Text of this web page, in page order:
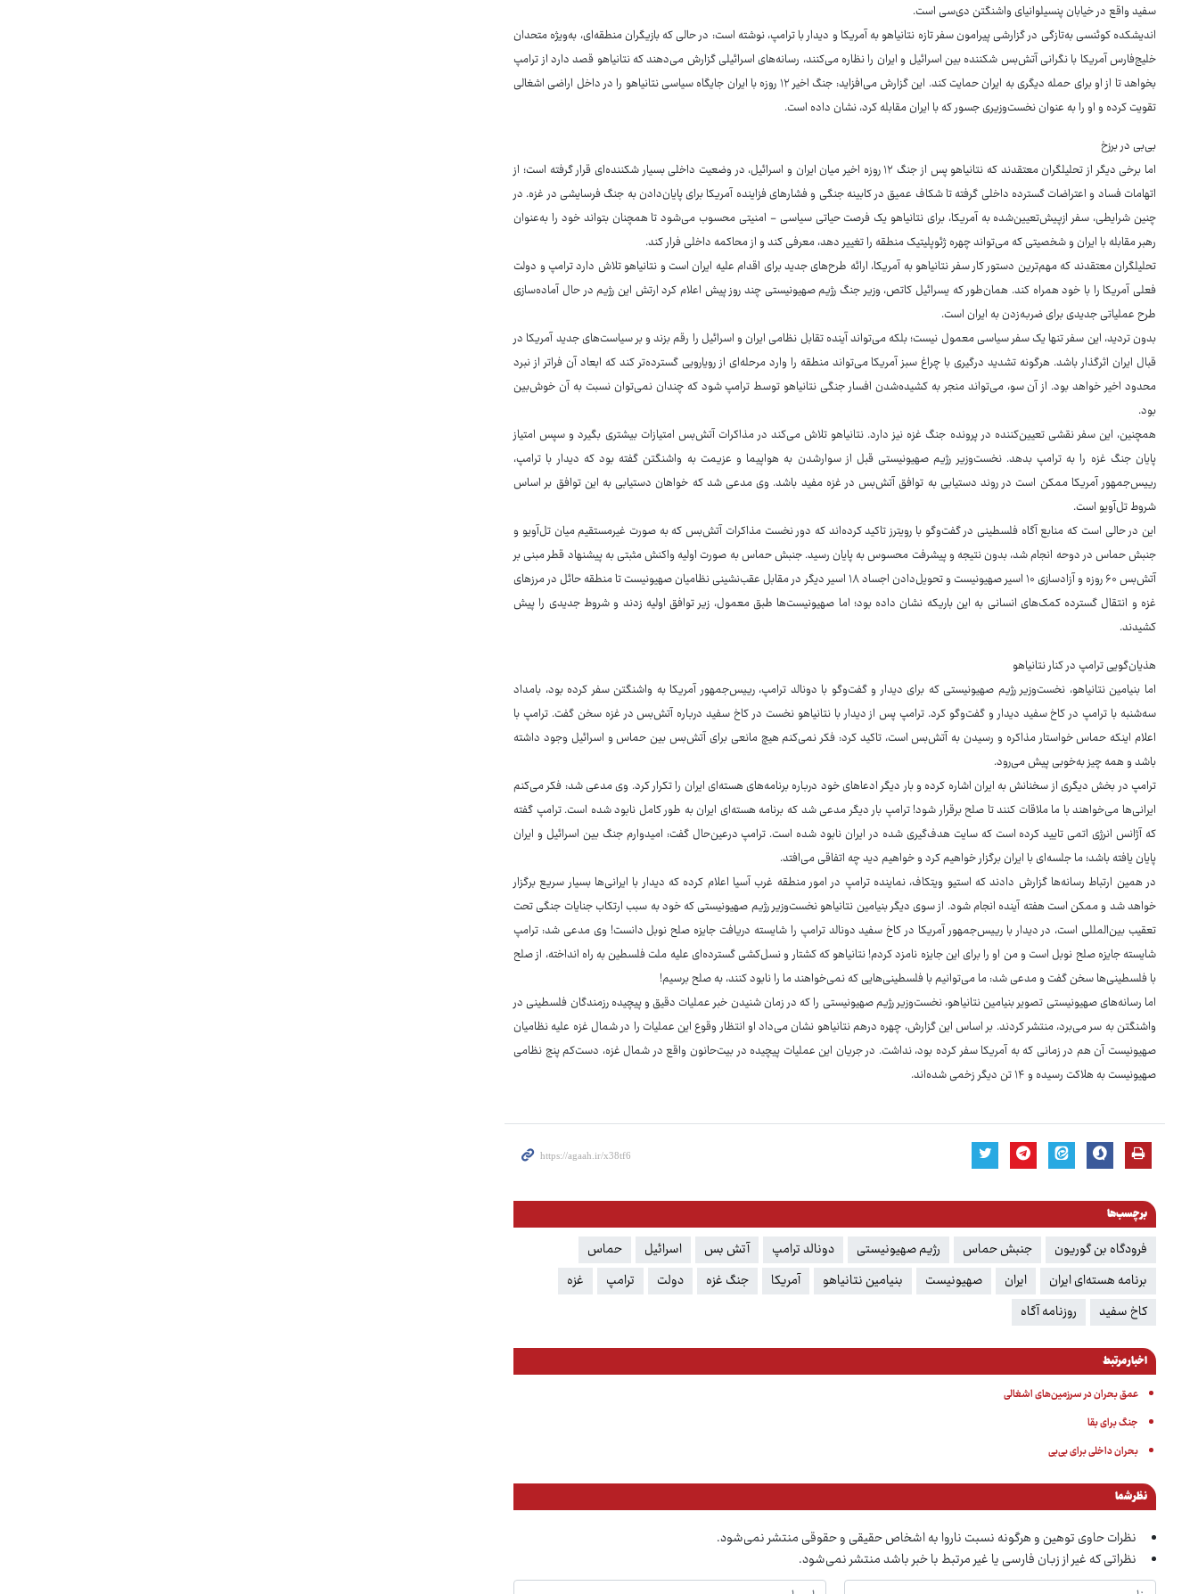
سفید واقع در خیابان پنسیلوانیای واشنگتن دی‌سی است.
اندیشکده کوئنسی به‌تازگی در گزارشی پیرامون سفر تازه نتانیاهو به آمریکا و دیدار با ترامپ، نوشته است: در حالی که بازیگران منطقه‌ای، به‌ویژه متحدان
خلیج‌فارس آمریکا با نگرانی آتش‌بس شکننده بین اسرائیل و ایران را نظاره می‌کنند، رسانه‌های اسرائیلی گزارش می‌دهند که نتانیاهو قصد دارد از ترامپ
بخواهد تا از او برای حمله دیگری به ایران حمایت کند. این گزارش می‌افزاید: جنگ اخیر ۱۲ روزه با ایران جایگاه سیاسی نتانیاهو را در داخل اراضی اشغالی
تقویت کرده و او را به عنوان نخست‌وزیری جسور که با ایران مقابله کرد، نشان داده است.
بی‌بی در برزخ
اما برخی دیگر از تحلیلگران معتقدند که نتانیاهو پس از جنگ ۱۲ روزه اخیر میان ایران و اسرائیل، در وضعیت داخلی بسیار شکننده‌ای قرار گرفته است؛ از
اتهامات فساد و اعتراضات گسترده داخلی گرفته تا شکاف عمیق در کابینه جنگی و فشارهای فزاینده آمریکا برای پایان‌دادن به جنگ فرسایشی در غزه. در
چنین شرایطی، سفر ازپیش‌تعیین‌شده به آمریکا، برای نتانیاهو یک فرصت حیاتی سیاسی - امنیتی محسوب می‌شود تا همچنان بتواند خود را به‌عنوان
رهبر مقابله با ایران و شخصیتی که می‌تواند چهره ژئوپلیتیک منطقه را تغییر دهد، معرفی کند و از محاکمه داخلی فرار کند.
تحلیلگران معتقدند که مهم‌ترین دستور کار سفر نتانیاهو به آمریکا، ارائه طرح‌های جدید برای اقدام علیه ایران است و نتانیاهو تلاش دارد ترامپ و دولت
فعلی آمریکا را با خود همراه کند. همان‌طور که یسرائیل کاتص، وزیر جنگ رژیم صهیونیستی چند روز پیش اعلام کرد ارتش این رژیم در حال آماده‌سازی
طرح عملیاتی جدیدی برای ضربه‌زدن به ایران است.
بدون تردید، این سفر تنها یک سفر سیاسی معمول نیست؛ بلکه می‌تواند آینده تقابل نظامی ایران و اسرائیل را رقم بزند و بر سیاست‌های جدید آمریکا در
قبال ایران اثرگذار باشد. هرگونه تشدید درگیری با چراغ سبز آمریکا می‌تواند منطقه را وارد مرحله‌ای از رویارویی گسترده‌تر کند که ابعاد آن فراتر از نبرد
محدود اخیر خواهد بود. از آن سو، می‌تواند منجر به کشیده‌شدن افسار جنگی نتانیاهو توسط ترامپ شود که چندان نمی‌توان نسبت به آن خوش‌بین
بود.
همچنین، این سفر نقشی تعیین‌کننده در پرونده جنگ غزه نیز دارد. نتانیاهو تلاش می‌کند در مذاکرات آتش‌بس امتیازات بیشتری بگیرد و سپس امتیاز
پایان جنگ غزه را به ترامپ بدهد. نخست‌وزیر رژیم صهیونیستی قبل از سوارشدن به هواپیما و عزیمت به واشنگتن گفته بود که دیدار با ترامپ،
رییس‌جمهور آمریکا ممکن است در روند دستیابی به توافق آتش‌بس در غزه مفید باشد. وی مدعی شد که خواهان دستیابی به این توافق بر اساس
شروط تل‌آویو است.
این در حالی است که منابع آگاه فلسطینی در گفت‌وگو با رویترز تاکید کرده‌اند که دور نخست مذاکرات آتش‌بس که به صورت غیرمستقیم میان تل‌آویو و
جنبش حماس در دوحه انجام شد، بدون نتیجه و پیشرفت محسوس به پایان رسید. جنبش حماس به صورت اولیه واکنش مثبتی به پیشنهاد قطر مبنی بر
آتش‌بس ۶۰ روزه و آزادسازی ۱۰ اسیر صهیونیست و تحویل‌دادن اجساد ۱۸ اسیر دیگر در مقابل عقب‌نشینی نظامیان صهیونیست تا منطقه حائل در مرزهای
غزه و انتقال گسترده کمک‌های انسانی به این باریکه نشان داده بود؛ اما صهیونیست‌ها طبق معمول، زیر توافق اولیه زدند و شروط جدیدی را پیش
کشیدند.
هذیان‌گویی ترامپ در کنار نتانیاهو
اما بنیامین نتانیاهو، نخست‌وزیر رژیم صهیونیستی که برای دیدار و گفت‌وگو با دونالد ترامپ، رییس‌جمهور آمریکا به واشنگتن سفر کرده بود، بامداد
سه‌شنبه با ترامپ در کاخ سفید دیدار و گفت‌وگو کرد. ترامپ پس از دیدار با نتانیاهو نخست در کاخ سفید درباره آتش‌بس در غزه سخن گفت. ترامپ با
اعلام اینکه حماس خواستار مذاکره و رسیدن به آتش‌بس است، تاکید کرد: فکر نمی‌کنم هیچ مانعی برای آتش‌بس بین حماس و اسرائیل وجود داشته
باشد و همه چیز به‌خوبی پیش می‌رود.
ترامپ در بخش دیگری از سخنانش به ایران اشاره کرده و بار دیگر ادعاهای خود درباره برنامه‌های هسته‌ای ایران را تکرار کرد. وی مدعی شد: فکر می‌کنم
ایرانی‌ها می‌خواهند با ما ملاقات کنند تا صلح برقرار شود! ترامپ بار دیگر مدعی شد که برنامه هسته‌ای ایران به طور کامل نابود شده است. ترامپ گفته
که آژانس انرژی اتمی تایید کرده است که سایت هدف‌گیری شده در ایران نابود شده است. ترامپ درعین‌حال گفت: امیدوارم جنگ بین اسرائیل و ایران
پایان یافته باشد؛ ما جلسه‌ای با ایران برگزار خواهیم کرد و خواهیم دید چه اتفاقی می‌افتد.
در همین ارتباط رسانه‌ها گزارش دادند که استیو ویتکاف، نماینده ترامپ در امور منطقه غرب آسیا اعلام کرده که دیدار با ایرانی‌ها بسیار سریع برگزار
خواهد شد و ممکن است هفته آینده انجام شود. از سوی دیگر بنیامین نتانیاهو نخست‌وزیر رژیم صهیونیستی که خود به سبب ارتکاب جنایات جنگی تحت
تعقیب بین‌المللی است، در دیدار با رییس‌جمهور آمریکا در کاخ سفید دونالد ترامپ را شایسته دریافت جایزه صلح نوبل دانست! وی مدعی شد: ترامپ
شایسته جایزه صلح نوبل است و من او را برای این جایزه نامزد کردم! نتانیاهو که کشتار و نسل‌کشی گسترده‌ای علیه ملت فلسطین به راه انداخته، از صلح
با فلسطینی‌ها سخن گفت و مدعی شد: ما می‌توانیم با فلسطینی‌هایی که نمی‌خواهند ما را نابود کنند، به صلح برسیم!
اما رسانه‌های صهیونیستی تصویر بنیامین نتانیاهو، نخست‌وزیر رژیم صهیونیستی را که در زمان شنیدن خبر عملیات دقیق و پیچیده رزمندگان فلسطینی در
واشنگتن به سر می‌برد، منتشر کردند. بر اساس این گزارش، چهره درهم نتانیاهو نشان می‌داد او انتظار وقوع این عملیات را در شمال غزه علیه نظامیان
صهیونیست آن هم در زمانی که به آمریکا سفر کرده بود، نداشت. در جریان این عملیات پیچیده در بیت‌حانون واقع در شمال غزه، دست‌کم پنج نظامی
صهیونیست به هلاکت رسیده و ۱۴ تن دیگر زخمی شده‌اند.
برچسب‌ها
فرودگاه بن گوریون جنبش حماس رژیم صهیونیستی دونالد ترامپ آتش بس اسرائیل
حماس
برنامه هسته‌ای ایران
ایران صهیونیست بنیامین نتانیاهو آمریکا جنگ غزه دولت ترامپ
غزه
کاخ سفید
روزنامه آگاه
اخبار مرتبط
عمق بحران در سرزمین‌های اشغالی
جنگ برای بقا
بحران داخلی برای بی‌بی
نظر شما
نظرات حاوی توهین و هرگونه نسبت ناروا به اشخاص حقیقی و حقوقی منتشر نمی‌شود.
نظراتی که غیر از زبان فارسی یا غیر مرتبط با خبر باشد منتشر نمی‌شود.